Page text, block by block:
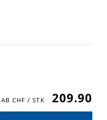
209.90